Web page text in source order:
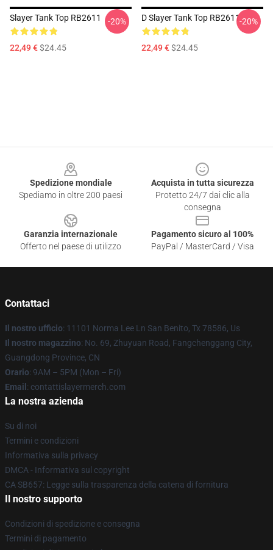
Slayer Tank Top RB2611
22,49 €$24.45
-20% D Slayer Tank Top RB2611
22,49 €$24.45
-20%
Spedizione mondiale
Spediamo in oltre 200 paesi
Acquista in tutta sicurezza
Protetto 24/7 dai clic alla
consegna
Garanzia internazionale
Offerto nel paese di utilizzo
Pagamento sicuro al 100%
PayPal / MasterCard / Visa
Contattaci
Il nostro ufficio: 11101 Norma Lee Ln San Benito, Tx 78586, Us
Il nostro magazzino: No. 69, Zhuyuan Road, Fangchenggang City,
Guangdong Province, CN
Orario: 9AM – 5PM (Mon – Fri)
Email : contattislayermerch.com
La nostra azienda
Su di noi
Termini e condizioni
Informativa sulla privacy
DMCA - Informativa sul copyright
CA SB657: Legge sulla trasparenza della catena di fornitura
Il nostro supporto
Condizioni di spedizione e consegna
Termini di pagamento